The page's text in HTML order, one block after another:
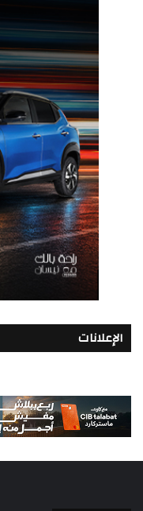
الإعلانات